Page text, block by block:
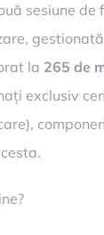
sesiune
gestionată
la 265 de
exclusiv